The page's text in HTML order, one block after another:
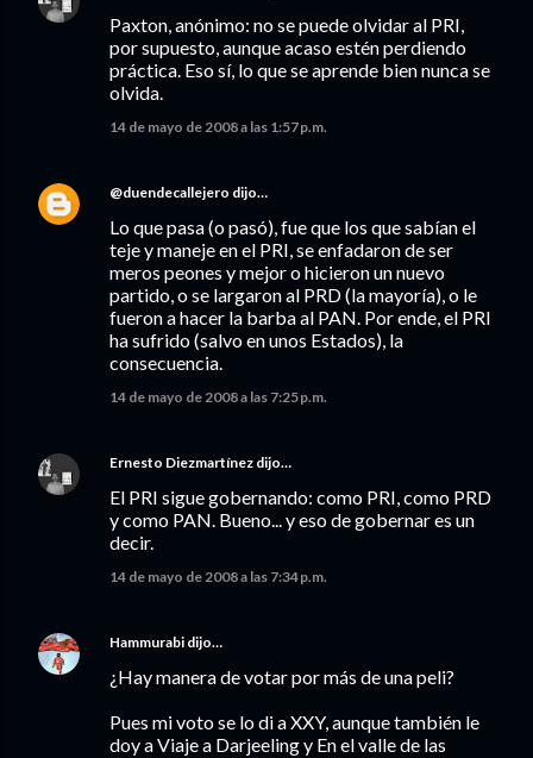
Paxton, anónimo: no se puede olvidar al PRI,
por supuesto, aunque acaso estén perdiendo
práctica. Eso sí, lo que se aprende bien nunca se
olvida.
14 de mayo de 2008 a las 1:57 p.m.
@duendecallejero dijo…
Lo que pasa (o pasó), fue que los que sabían el
teje y maneje en el PRI, se enfadaron de ser
meros peones y mejor o hicieron un nuevo
partido, o se largaron al PRD (la mayoría), o le
fueron a hacer la barba al PAN. Por ende, el PRI
ha sufrido (salvo en unos Estados), la
consecuencia.
14 de mayo de 2008 a las 7:25 p.m.
Ernesto Diezmartínez dijo…
El PRI sigue gobernando: como PRI, como PRD
y como PAN. Bueno... y eso de gobernar es un
decir.
14 de mayo de 2008 a las 7:34 p.m.
Hammurabi dijo…
¿Hay manera de votar por más de una peli?
Pues mi voto se lo di a XXY, aunque también le
doy a Viaje a Darjeeling y En el valle de las